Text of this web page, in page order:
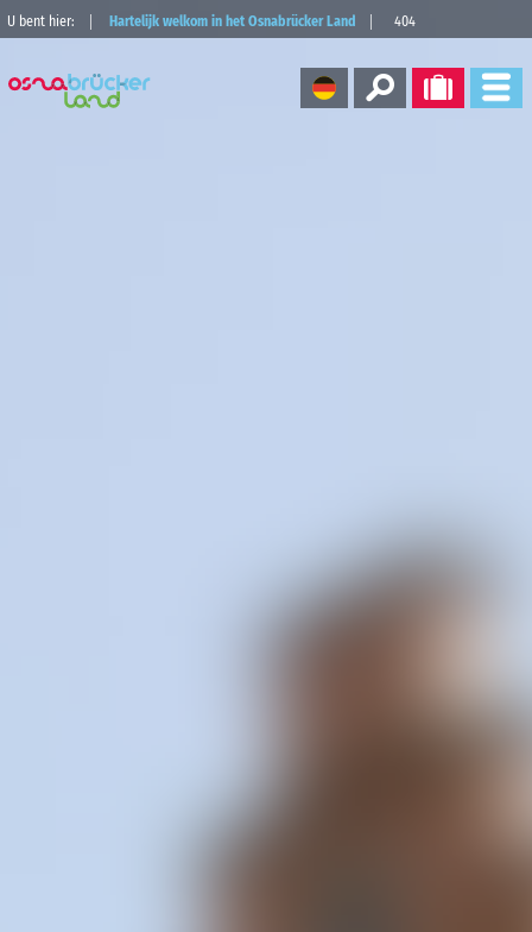
U bent hier: Hartelijk welkom in het Osnabrücker Land 404